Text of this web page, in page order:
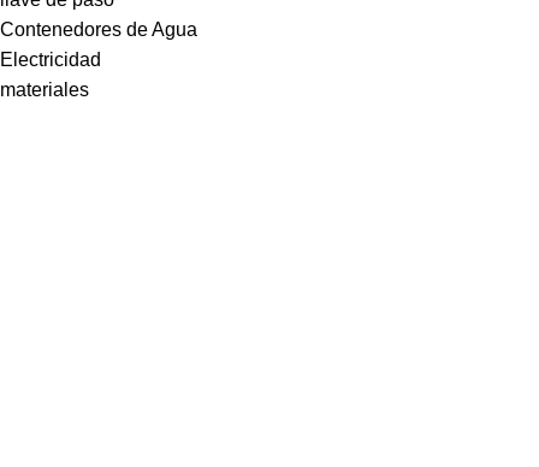
Contenedores de Agua
Electricidad
materiales